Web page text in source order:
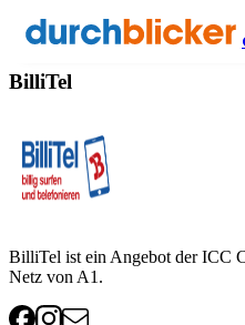
Anbieter Handy & Internet
BilliTel
BilliTel ist ein Angebot der ICC
Netz von A1.